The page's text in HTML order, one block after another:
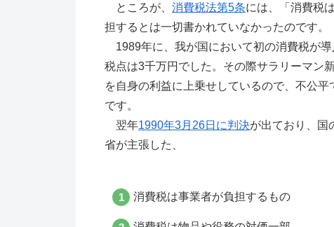
ところが、 消費税法第5条には、「消費税
担するとは一切書かれていなかったのです。
1989年に、我が国において初の消費税が
税点は3千万円でした。その際サラリーマン
を自身の利益に上乗せしているので、不公
です。
翌年1990年3月26日に判決が出ており、国
省が主張した、
消費税は事業者が負担するもの